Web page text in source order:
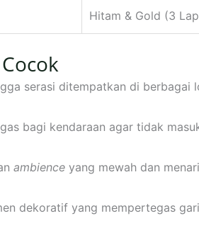
Hitam & Gold (3
serasi ditempatkan di berbagai
bagi kendaraan agar tidak
ambience yang mewah dan
dekoratif yang mempertegas